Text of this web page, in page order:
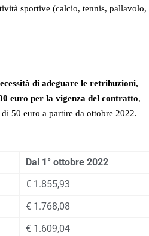
sportive (calcio, tennis, pallavolo,
di adeguare le retribuzioni,
euro per la vigenza del contratto,
50 euro a partire da ottobre 2022.
Dal 1° ottobre 2022
€ 1.855,93
€ 1.768,08
€ 1.609,04